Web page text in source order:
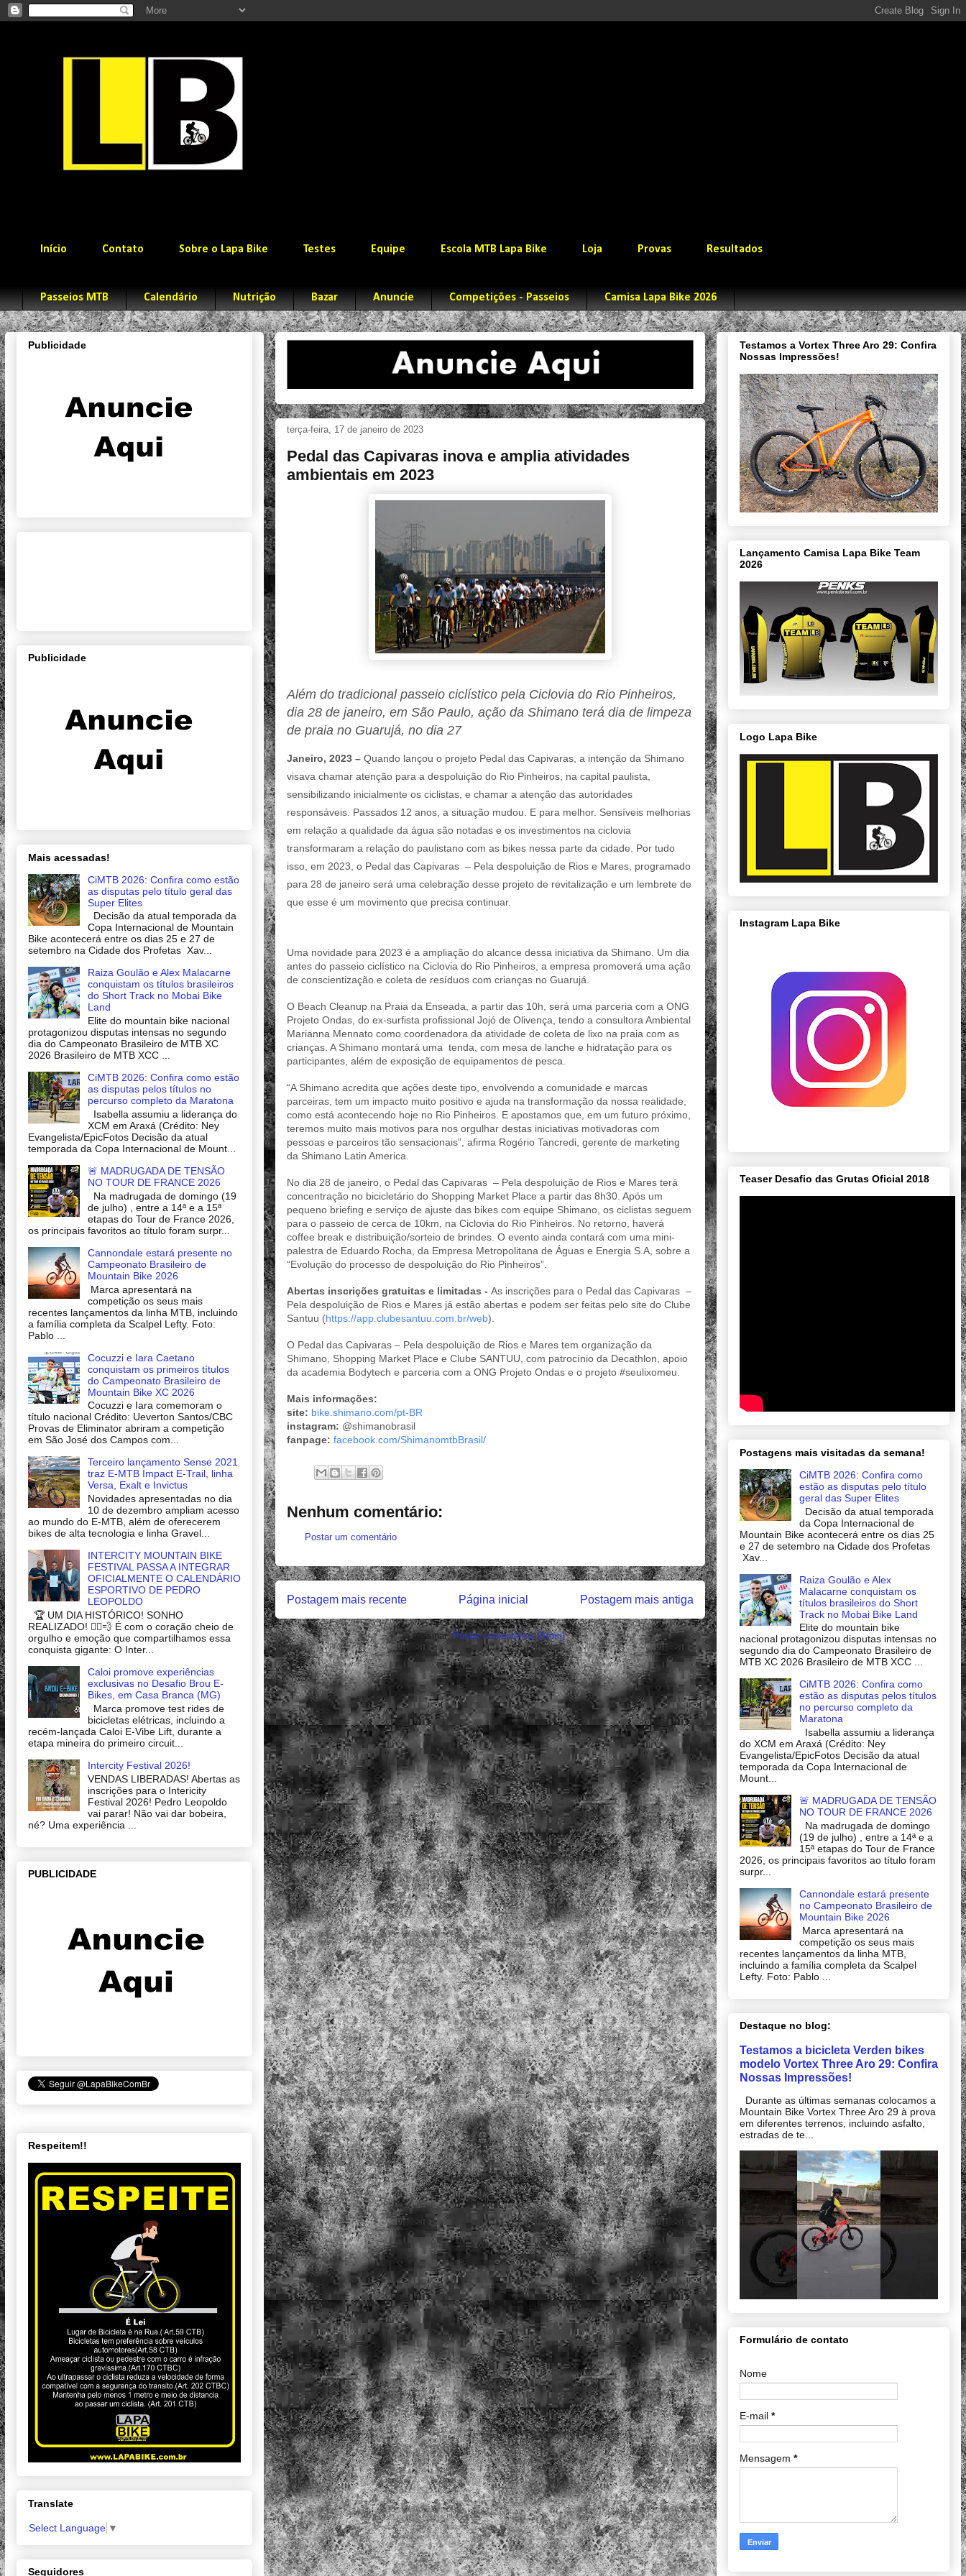
Início Contato Sobre o Lapa Bike Testes Equipe Escola MTB Lapa Bike Loja Provas Resultados
Passeios MTB Calendário Nutrição Bazar Anuncie Competições - Passeios Camisa Lapa Bike 2026
terça-feira, 17 de janeiro de 2023
Pedal das Capivaras inova e amplia atividades
ambientais em 2023
Além do tradicional passeio ciclístico pela Ciclovia do Rio Pinheiros,
dia 28 de janeiro, em São Paulo, ação da Shimano terá dia de limpeza
de praia no Guarujá, no dia 27
Janeiro, 2023 – Quando lançou o projeto Pedal das Capivaras, a intenção da Shimano
visava chamar atenção para a despoluição do Rio Pinheiros, na capital paulista,
sensibilizando inicialmente os ciclistas, e chamar a atenção das autoridades
responsáveis. Passados 12 anos, a situação mudou. E para melhor. Sensíveis melhorias
em relação a qualidade da água são notadas e os investimentos na ciclovia
transformaram a relação do paulistano com as bikes nessa parte da cidade. Por tudo
isso, em 2023, o Pedal das Capivaras – Pela despoluição de Rios e Mares, programado
para 28 de janeiro será uma celebração desse projeto de revitalização e um lembrete de
que esse é um movimento que precisa continuar.
Uma novidade para 2023 é a ampliação do alcance dessa iniciativa da Shimano. Um dia
antes do passeio ciclístico na Ciclovia do Rio Pinheiros, a empresa promoverá uma ação
de conscientização e coleta de resíduos com crianças no Guarujá.
O Beach Cleanup na Praia da Enseada, a partir das 10h, será uma parceria com a ONG
Projeto Ondas, do ex-surfista profissional Jojó de Olivença, tendo a consultora Ambiental
Marianna Mennato como coordenadora da atividade de coleta de lixo na praia com as
crianças. A Shimano montará uma tenda, com mesa de lanche e hidratação para os
participantes, além de exposição de equipamentos de pesca.
“A Shimano acredita que ações deste tipo, envolvendo a comunidade e marcas
parceiras, tem um impacto muito positivo e ajuda na transformação da nossa realidade,
como está acontecendo hoje no Rio Pinheiros. E apostamos que, em um futuro próximo,
teremos muito mais motivos para nos orgulhar destas iniciativas motivadoras com
pessoas e parceiros tão sensacionais”, afirma Rogério Tancredi, gerente de marketing
da Shimano Latin America.
No dia 28 de janeiro, o Pedal das Capivaras – Pela despoluição de Rios e Mares terá
concentração no bicicletário do Shopping Market Place a partir das 8h30. Após um
pequeno briefing e serviço de ajuste das bikes com equipe Shimano, os ciclistas seguem
para o passeio de cerca de 10km, na Ciclovia do Rio Pinheiros. No retorno, haverá
coffee break e distribuição/sorteio de brindes. O evento ainda contará com uma mini-
palestra de Eduardo Rocha, da Empresa Metropolitana de Águas e Energia S.A, sobre a
“Evolução do processo de despoluição do Rio Pinheiros”.
Abertas inscrições gratuitas e limitadas - As inscrições para o Pedal das Capivaras –
Pela despoluição de Rios e Mares já estão abertas e podem ser feitas pelo site do Clube
Santuu (https://app.clubesantuu.com.br/web).
O Pedal das Capivaras – Pela despoluição de Rios e Mares tem organização da
Shimano, Shopping Market Place e Clube SANTUU, com patrocínio da Decathlon, apoio
da academia Bodytech e parceria com a ONG Projeto Ondas e o projeto #seulixomeu.
Mais informações:
site: bike.shimano.com/pt-BR
instagram: @shimanobrasil
fanpage: facebook.com/ShimanomtbBrasil/
Nenhum comentário:
Postar um comentário
Postagem mais recente Postagem mais antiga
Página inicial
Assinar:Postar comentários (Atom)
Publicidade
Publicidade
Mais acessadas!
CiMTB 2026: Confira como estão
as disputas pelo título geral das
Super Elites
Decisão da atual temporada da
Copa Internacional de Mountain
Bike acontecerá entre os dias 25 e 27 de
setembro na Cidade dos Profetas Xav...
Raiza Goulão e Alex Malacarne
conquistam os títulos brasileiros
do Short Track no Mobai Bike
Land
Elite do mountain bike nacional
protagonizou disputas intensas no segundo
dia do Campeonato Brasileiro de MTB XC
2026 Brasileiro de MTB XCC ...
CiMTB 2026: Confira como estão
as disputas pelos títulos no
percurso completo da Maratona
Isabella assumiu a liderança do
XCM em Araxá (Crédito: Ney
Evangelista/EpicFotos Decisão da atual
temporada da Copa Internacional de Mount...
🚨 MADRUGADA DE TENSÃO
NO TOUR DE FRANCE 2026
Na madrugada de domingo (19
de julho) , entre a 14ª e a 15ª
etapas do Tour de France 2026,
os principais favoritos ao título foram surpr...
Cannondale estará presente no
Campeonato Brasileiro de
Mountain Bike 2026
Marca apresentará na
competição os seus mais
recentes lançamentos da linha MTB, incluindo
a família completa da Scalpel Lefty. Foto:
Pablo ...
Cocuzzi e Iara Caetano
conquistam os primeiros títulos
do Campeonato Brasileiro de
Mountain Bike XC 2026
Cocuzzi e Iara comemoram o
título nacional Crédito: Ueverton Santos/CBC
Provas de Eliminator abriram a competição
em São José dos Campos com...
Terceiro lançamento Sense 2021
traz E-MTB Impact E-Trail, linha
Versa, Exalt e Invictus
Novidades apresentadas no dia
10 de dezembro ampliam acesso
ao mundo do E-MTB, além de oferecerem
bikes de alta tecnologia e linha Gravel...
INTERCITY MOUNTAIN BIKE
FESTIVAL PASSA A INTEGRAR
OFICIALMENTE O CALENDÁRIO
ESPORTIVO DE PEDRO
LEOPOLDO
🏆 UM DIA HISTÓRICO! SONHO
REALIZADO! 🚴‍♂️💨 É com o coração cheio de
orgulho e emoção que compartilhamos essa
conquista gigante: O Inter...
Caloi promove experiências
exclusivas no Desafio Brou E-
Bikes, em Casa Branca (MG)
Marca promove test rides de
bicicletas elétricas, incluindo a
recém-lançada Caloi E-Vibe Lift, durante a
etapa mineira do primeiro circuit...
Intercity Festival 2026!
VENDAS LIBERADAS! Abertas as
inscrições para o Intericity
Festival 2026! Pedro Leopoldo
vai parar! Não vai dar bobeira,
né? Uma experiência ...
PUBLICIDADE
Respeitem!!
Translate
Select Language ▼
Seguidores
Testamos a Vortex Three Aro 29: Confira
Nossas Impressões!
Lançamento Camisa Lapa Bike Team
2026
Logo Lapa Bike
Instagram Lapa Bike
Teaser Desafio das Grutas Oficial 2018
Postagens mais visitadas da semana!
CiMTB 2026: Confira como
estão as disputas pelo título
geral das Super Elites
Decisão da atual temporada
da Copa Internacional de
Mountain Bike acontecerá entre os dias 25
e 27 de setembro na Cidade dos Profetas
Xav...
Raiza Goulão e Alex
Malacarne conquistam os
títulos brasileiros do Short
Track no Mobai Bike Land
Elite do mountain bike
nacional protagonizou disputas intensas no
segundo dia do Campeonato Brasileiro de
MTB XC 2026 Brasileiro de MTB XCC ...
CiMTB 2026: Confira como
estão as disputas pelos títulos
no percurso completo da
Maratona
Isabella assumiu a liderança
do XCM em Araxá (Crédito: Ney
Evangelista/EpicFotos Decisão da atual
temporada da Copa Internacional de
Mount...
🚨 MADRUGADA DE TENSÃO
NO TOUR DE FRANCE 2026
Na madrugada de domingo
(19 de julho) , entre a 14ª e a
15ª etapas do Tour de France
2026, os principais favoritos ao título foram
surpr...
Cannondale estará presente
no Campeonato Brasileiro de
Mountain Bike 2026
Marca apresentará na
competição os seus mais
recentes lançamentos da linha MTB,
incluindo a família completa da Scalpel
Lefty. Foto: Pablo ...
Destaque no blog:
Testamos a bicicleta Verden bikes
modelo Vortex Three Aro 29: Confira
Nossas Impressões!
Durante as últimas semanas colocamos a
Mountain Bike Vortex Three Aro 29 à prova
em diferentes terrenos, incluindo asfalto,
estradas de te...
Formulário de contato
Nome
E-mail *
Mensagem *